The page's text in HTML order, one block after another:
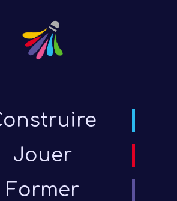
Jouer
Former